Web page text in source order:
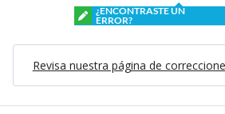
¿ENCONTRASTE UN
ERROR?
Revisa nuestra página de